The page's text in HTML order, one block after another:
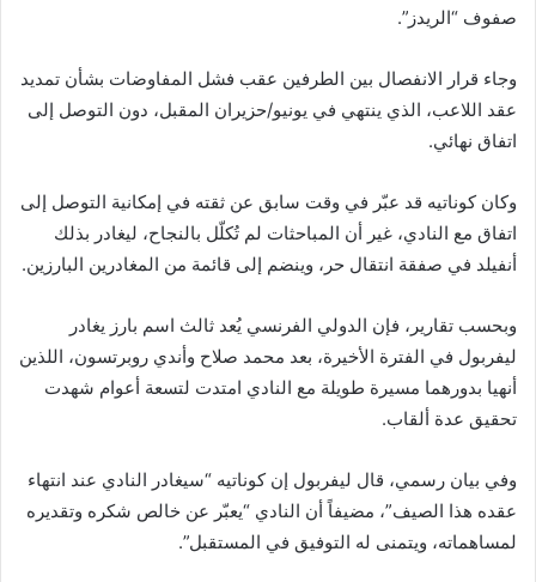
صفوف “الريدز”.
وجاء قرار الانفصال بين الطرفين عقب فشل المفاوضات بشأن تمديد
عقد اللاعب، الذي ينتهي في يونيو/حزيران المقبل، دون التوصل إلى
اتفاق نهائي.
وكان كوناتيه قد عبّر في وقت سابق عن ثقته في إمكانية التوصل إلى
اتفاق مع النادي، غير أن المباحثات لم تُكلّل بالنجاح، ليغادر بذلك
أنفيلد في صفقة انتقال حر، وينضم إلى قائمة من المغادرين البارزين.
وبحسب تقارير، فإن الدولي الفرنسي يُعد ثالث اسم بارز يغادر
ليفربول في الفترة الأخيرة، بعد محمد صلاح وأندي روبرتسون، اللذين
أنهيا بدورهما مسيرة طويلة مع النادي امتدت لتسعة أعوام شهدت
تحقيق عدة ألقاب.
وفي بيان رسمي، قال ليفربول إن كوناتيه “سيغادر النادي عند انتهاء
عقده هذا الصيف”، مضيفاً أن النادي “يعبّر عن خالص شكره وتقديره
لمساهماته، ويتمنى له التوفيق في المستقبل”.